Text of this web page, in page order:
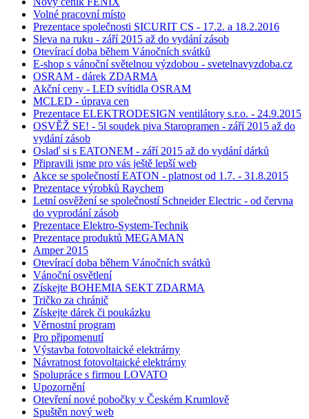
Volné pracovní místo
Prezentace společnosti SICURIT CS - 17.2. a 18.2.2016
Sleva na ruku - září 2015 až do vydání zásob
Otevírací doba během Vánočních svátků
E-shop s vánoční světelnou výzdobou - svetelnavyzdoba.cz
OSRAM - dárek ZDARMA
Akční ceny - LED svítidla OSRAM
MCLED - úprava cen
Prezentace ELEKTRODESIGN ventilátory s.r.o. - 24.9.2015
OSVĚŽ SE! - 5l soudek piva Staropramen - září 2015 až do
vydání zásob
Oslaď si s EATONEM - září 2015 až do vydání dárků
Připravili jsme pro vás ještě lepší web
Akce se společností EATON - platnost od 1.7. - 31.8.2015
Prezentace výrobků Raychem
Letní osvěžení se společností Schneider Electric - od června
do vyprodání zásob
Prezentace Elektro-System-Technik
Prezentace produktů MEGAMAN
Amper 2015
Otevírací doba během Vánočních svátků
Vánoční osvětlení
Získejte BOHEMIA SEKT ZDARMA
Tričko za chránič
Získejte dárek či poukázku
Věrnostní program
Pro připomenutí
Výstavba fotovoltaické elektrárny
Návratnost fotovoltaické elektrárny
Spolupráce s firmou LOVATO
Upozornění
Otevření nové pobočky v Českém Krumlově
Spuštěn nový web